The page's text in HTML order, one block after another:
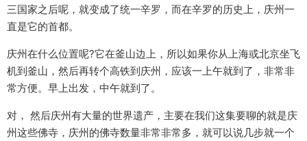
三国家之后呢，就变成了统一辛罗，而在辛罗的历史上，庆州一
直是它的首都。
庆州在什么位置呢?它在釜山边上，所以如果你从上海或北京坐飞
机到釜山，然后再转个高铁到庆州，应该一上午就到了，非常非
常方便。早上出发，中午就到了。
对， 然后庆州有大量的世界遗产，主要在我们这集要聊的就是庆
州这些佛寺，庆州的佛寺数量非常非常多，就可以说几步就一个